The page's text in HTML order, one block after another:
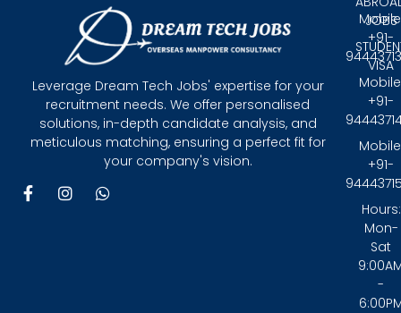
Leverage Dream Tech Jobs' expertise for your
recruitment needs. We offer personalised
solutions, in-depth candidate analysis, and
meticulous matching, ensuring a perfect fit for
your company's vision.
F
a
I
n
W
JOBS
VISA
+91-
+91-
+91-
Hours:
Mon-
Sat
-